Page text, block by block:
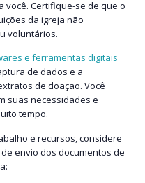
Certifique-se de que o
da igreja não
voluntários.
e ferramentas digitais
de dados e a
de doação. Você
suas necessidades e
tempo.
e recursos, considere
envio dos documentos de